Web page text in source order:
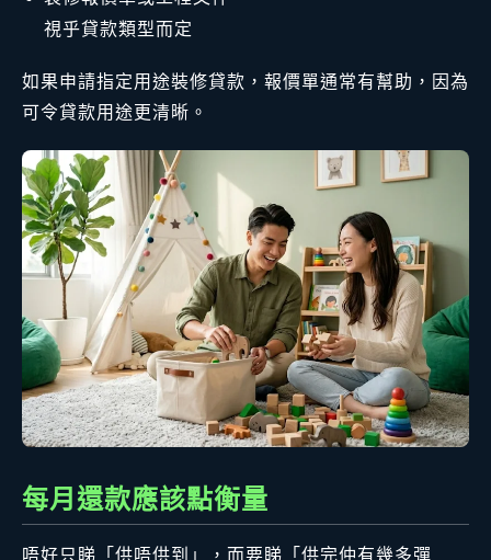
視乎貸款類型而定
如果申請指定用途裝修貸款，報價單通常有幫助，因為
可令貸款用途更清晰。
每月還款應該點衡量
唔好只睇「供唔供到」，而要睇「供完仲有幾多彈